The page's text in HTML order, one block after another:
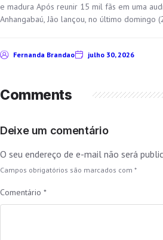
e madura Após reunir 15 mil fãs em uma
Anhangabaú, Jão lançou, no último domingo
Fernanda Brandao julho 30, 2026
Comments
Deixe um comentário
O seu endereço de e-mail não será
Campos obrigatórios são marcados com *
Comentário *